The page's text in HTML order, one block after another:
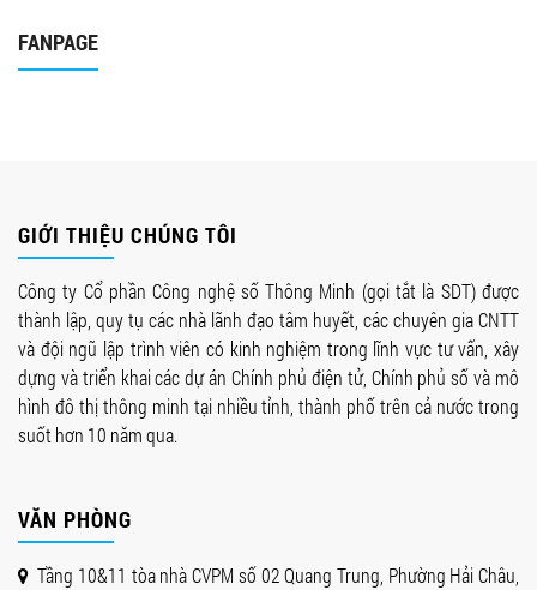
FANPAGE
GIỚI THIỆU CHÚNG TÔI
Công ty Cổ phần Công nghệ số Thông Minh (gọi tắt là SDT) được
thành lập, quy tụ các nhà lãnh đạo tâm huyết, các chuyên gia CNTT
và đội ngũ lập trình viên có kinh nghiệm trong lĩnh vực tư vấn, xây
dựng và triển khai các dự án Chính phủ điện tử, Chính phủ số và mô
hình đô thị thông minh tại nhiều tỉnh, thành phố trên cả nước trong
suốt hơn 10 năm qua.
VĂN PHÒNG
Tầng 10&11 tòa nhà CVPM số 02 Quang Trung, Phường Hải Châu,